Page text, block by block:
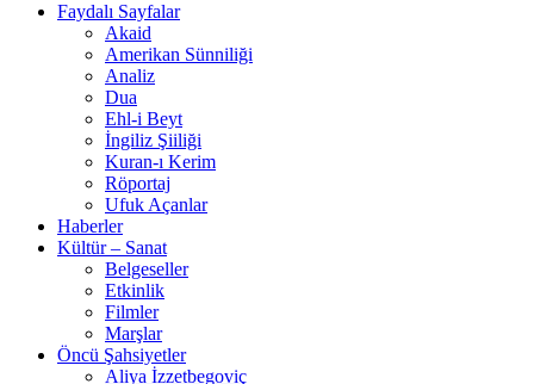
Faydalı Sayfalar
Akaid
Amerikan Sünniliği
Analiz
Dua
Ehl-i Beyt
İngiliz Şiiliği
Kuran-ı Kerim
Röportaj
Ufuk Açanlar
Haberler
Kültür – Sanat
Belgeseller
Etkinlik
Filmler
Marşlar
Öncü Şahsiyetler
Aliya İzzetbegoviç